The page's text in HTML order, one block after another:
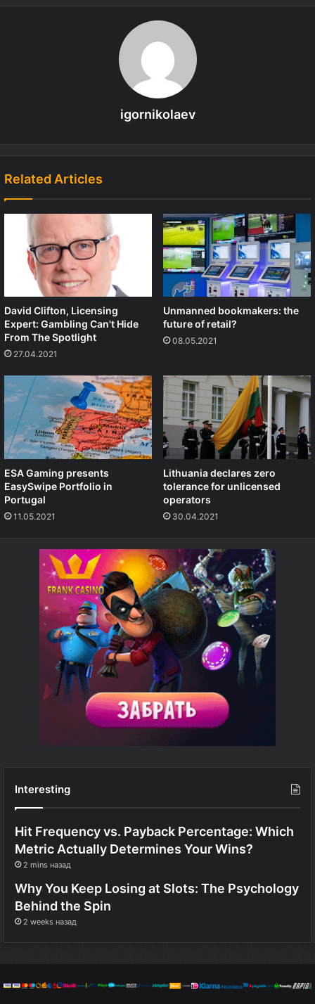
igornikolaev
Related Articles
David Clifton, Licensing
Expert: Gambling Can't Hide
From The Spotlight
27.04.2021
Unmanned bookmakers: the
future of retail?
08.05.2021
ESA Gaming presents
EasySwipe Portfolio in
Portugal
11.05.2021
Lithuania declares zero
tolerance for unlicensed
operators
30.04.2021
Interesting
Hit Frequency vs. Payback Percentage: Which
Metric Actually Determines Your Wins?
2 mins назад
Why You Keep Losing at Slots: The Psychology
Behind the Spin
2 weeks назад